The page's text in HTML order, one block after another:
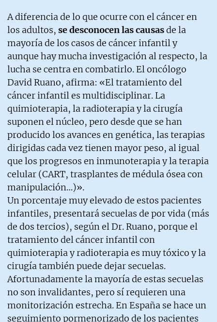
A diferencia de lo que ocurre con el cáncer en
los adultos, se desconocen las causasde la
mayoría de los casos de cáncer infantil y
aunque hay mucha investigación al respecto, la
lucha se centra en combatirlo. El oncólogo
David Ruano, afirma: «El tratamiento del
cáncer infantil es multidisciplinar. La
quimioterapia, la radioterapia y la cirugía
suponen el núcleo, pero desde que se han
producido los avances en genética, las terapias
dirigidas cada vez tienen mayor peso, al igual
que los progresos en inmunoterapia y la terapia
celular (CART, trasplantes de médula ósea con
manipulación…)».
Un porcentaje muy elevado de estos pacientes
infantiles, presentará secuelas de por vida (más
de dos tercios), según el Dr. Ruano, porque el
tratamiento del cáncer infantil con
quimioterapia y radioterapia es muy tóxico y la
cirugía también puede dejar secuelas.
Afortunadamente la mayoría de estas secuelas
no son invalidantes, pero sí requieren una
monitorización estrecha. En España se hace un
seguimiento pormenorizado de los pacientes